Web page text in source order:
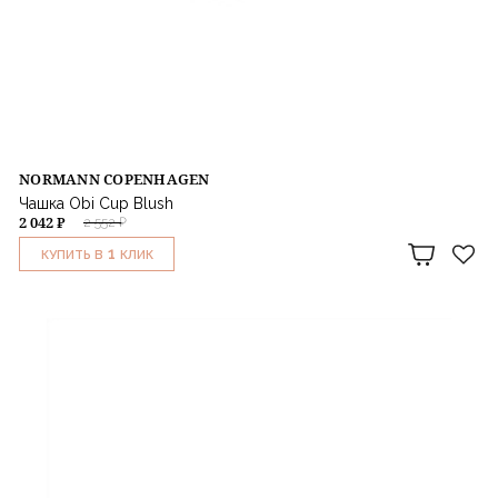
NORMANN COPENHAGEN
Чашка Obi Cup Blush
2 552 ₽
2 042 ₽
КУПИТЬ В 1 КЛИК